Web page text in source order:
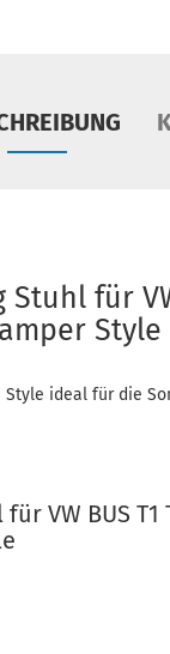
für
Style
ideal für die
VW BUS T1